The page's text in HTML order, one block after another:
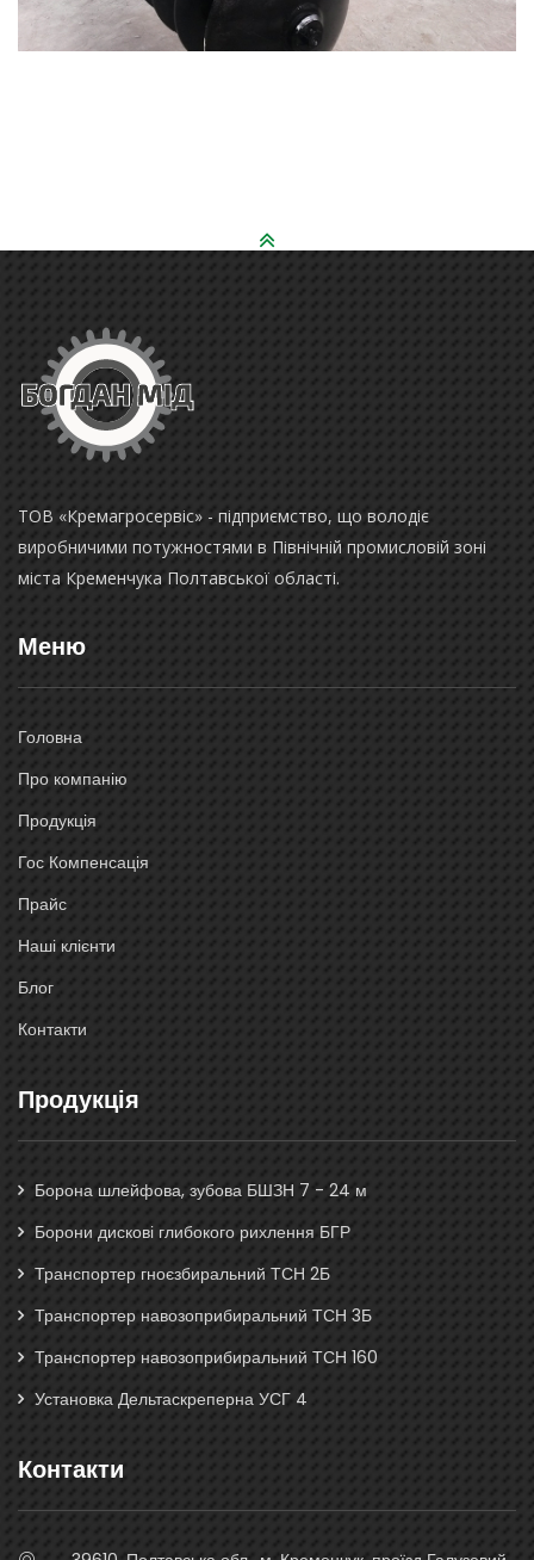
ТОВ «Кремагросервіс» - підприємство, що володіє
виробничими потужностями в Північній промисловій зоні
міста Кременчука Полтавської області.
Меню
Головна
Про компанію
Продукція
Гос Компенсація
Прайс
Наші клієнти
Блог
Контакти
Продукція
Борона шлейфова, зубова БШЗН 7 - 24 м
Борони дискові глибокого рихлення БГР
Транспортер гноєзбиральний ТСН 2Б
Транспортер навозоприбиральний ТСН 3Б
Транспортер навозоприбиральний ТСН 160
Установка Дельтаскреперна УСГ 4
Контакти